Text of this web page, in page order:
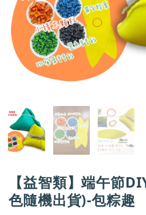
【益智類】端午節
色隨機出貨)-包粽趣